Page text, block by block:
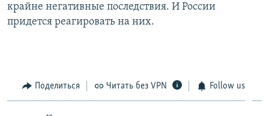
крайне негативные последствия. И России
придется реагировать на них.
Поделиться Читать без VPN Follow us